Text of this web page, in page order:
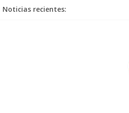
Noticias recientes: